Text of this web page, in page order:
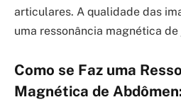
articulares. A qualidade das
uma ressonância magnética
Como se Faz uma
Magnética de